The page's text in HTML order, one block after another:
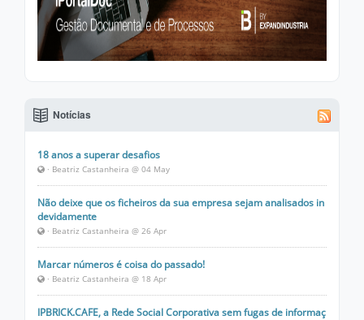
Notícias
18 anos a superar desafios
· Beatriz Castanheira @ 04 May
Não deixe que os ficheiros da sua empresa sejam analisados in
devidamente
· Beatriz Castanheira @ 26 Apr
Marcar números é coisa do passado!
· Beatriz Castanheira @ 18 Apr
IPBRICK.CAFE, a Rede Social Corporativa sem fugas de informaç